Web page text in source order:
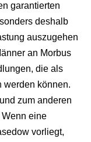
garantierten
deshalb
auszugehen
an Morbus
die als
werden können.
zum anderen
eine
vorliegt,